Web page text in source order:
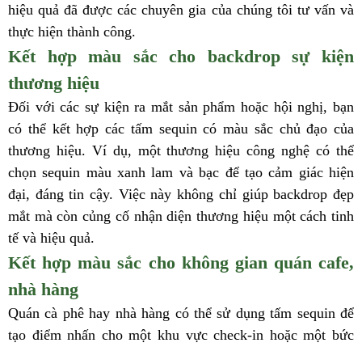
hiệu quả đã được các chuyên gia của chúng tôi tư vấn và
thực hiện thành công.
Kết hợp màu sắc cho backdrop sự kiện
thương hiệu
Đối với các sự kiện ra mắt sản phẩm hoặc hội nghị, bạn
có thể kết hợp các tấm sequin có màu sắc chủ đạo của
thương hiệu. Ví dụ, một thương hiệu công nghệ có thể
chọn sequin màu xanh lam và bạc để tạo cảm giác hiện
đại, đáng tin cậy. Việc này không chỉ giúp backdrop đẹp
mắt mà còn củng cố nhận diện thương hiệu một cách tinh
tế và hiệu quả.
Kết hợp màu sắc cho không gian quán cafe,
nhà hàng
Quán cà phê hay nhà hàng có thể sử dụng tấm sequin để
tạo điểm nhấn cho một khu vực check-in hoặc một bức